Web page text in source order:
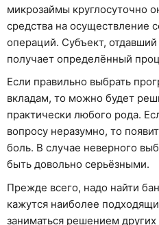
микрозаймы круглосуточно
средства на осуществление
операций. Субъект,
получает определённый
Если правильно выбрать
вкладам, то можно будет
практически любого рода.
вопросу неразумно, то
боль. В случае неверного
быть довольно серьёзными.
Прежде всего, надо найти
кажутся наиболее
заниматься решением